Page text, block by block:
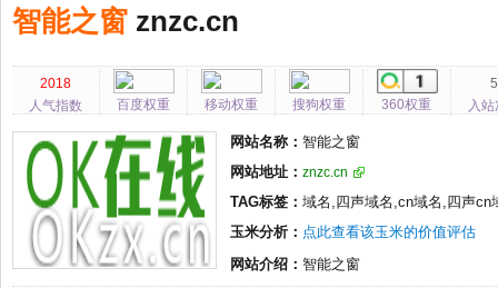
智能之窗 znzc.cn
2018
人气指数
百度权重 移动权重 搜狗权重 360权重
5
入
网站名称： 智能之窗
网站地址： znzc.cn
TAG标签： 域名,四声域名,cn域名,四声cn
玉米分析： 点此查看该玉米的价值评估
网站介绍： 智能之窗